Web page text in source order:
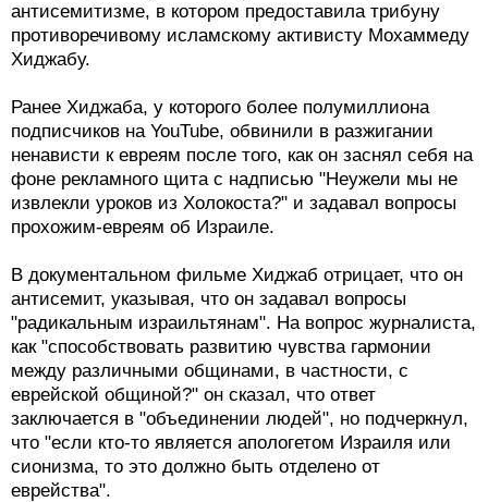
антисемитизме, в котором предоставила трибуну
противоречивому исламскому активисту Мохаммеду
Хиджабу.
Ранее Хиджаба, у которого более полумиллиона
подписчиков на YouTube, обвинили в разжигании
ненависти к евреям после того, как он заснял себя на
фоне рекламного щита с надписью "Неужели мы не
извлекли уроков из Холокоста?" и задавал вопросы
прохожим-евреям об Израиле.
В документальном фильме Хиджаб отрицает, что он
антисемит, указывая, что он задавал вопросы
"радикальным израильтянам". На вопрос журналиста,
как "способствовать развитию чувства гармонии
между различными общинами, в частности, с
еврейской общиной?" он сказал, что ответ
заключается в "объединении людей", но подчеркнул,
что "если кто-то является апологетом Израиля или
сионизма, то это должно быть отделено от
еврейства".